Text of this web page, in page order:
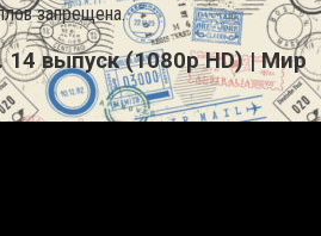
запрещена.
выпуск (1080p HD) | Мир